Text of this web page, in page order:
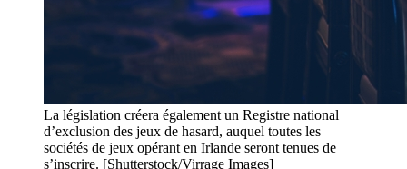
La législation créera également un Registre national
d’exclusion des jeux de hasard, auquel toutes les
sociétés de jeux opérant en Irlande seront tenues de
s’inscrire. [Shutterstock/Virrage Images]